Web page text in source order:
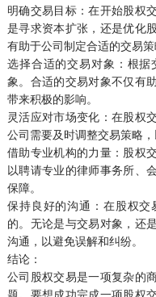
明确交易目标：在开始股权
是寻求资本扩张，还是优化
有助于公司制定合适的交易策
选择合适的交易对象：根
象。合适的交易对象不仅有
带来积极的影响。
灵活应对市场变化：在股权
公司需要及时调整交易策略，
借助专业机构的力量：股权
以聘请专业的律师事务所、
保障。
保持良好的沟通：在股权
的。无论是与交易对象，还
沟通，以避免误解和纠纷。
结论：
公司股权交易是一项复杂的